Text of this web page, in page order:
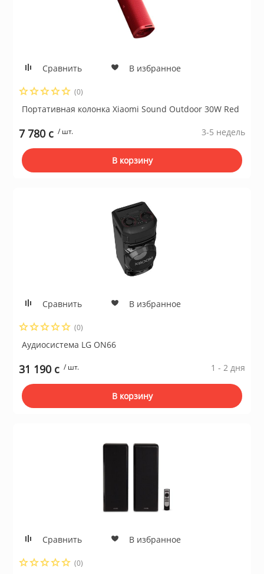
Сравнить В избранное
(0)
Портативная колонка Xiaomi Sound Outdoor 30W Red
7 780 c / шт. 3-5 недель
В корзину
Сравнить В избранное
(0)
Аудиосистема LG ON66
31 190 c / шт. 1 - 2 дня
В корзину
Сравнить В избранное
(0)